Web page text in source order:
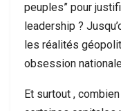
peuples” pour
leadership ?
les réalités
obsession
Et surtout ,